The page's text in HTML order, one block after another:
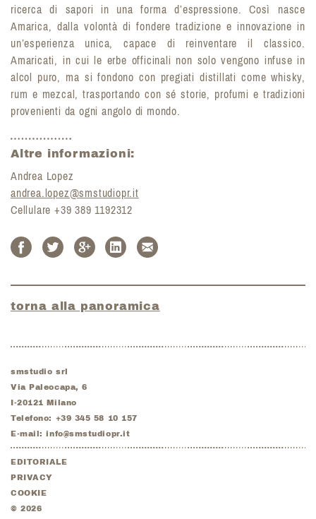
ricerca di sapori in una forma d’espressione. Così nasce
Amarica, dalla volontà di fondere tradizione e innovazione in
un’esperienza unica, capace di reinventare il classico.
Amaricati, in cui le erbe officinali non solo vengono infuse in
alcol puro, ma si fondono con pregiati distillati come whisky,
rum e mezcal, trasportando con sé storie, profumi e tradizioni
provenienti da ogni angolo di mondo.
Altre informazioni:
Andrea Lopez
andrea.lopez@smstudiopr.it
Cellulare +39 389 1192312
torna alla panoramica
smstudio srl
Via Paleocapa, 6
I-20121 Milano
Telefono: +39 345 58 10 157
E-mail:info@smstudiopr.it
EDITORIALE
PRIVACY
COOKIE
©2026